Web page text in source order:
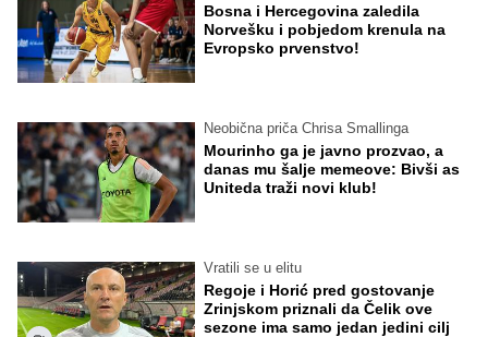
Bosna i Hercegovina zaledila
Norvešku i pobjedom krenula na
Evropsko prvenstvo!
Neobična priča Chrisa Smallinga
Mourinho ga je javno prozvao, a
danas mu šalje memeove: Bivši as
Uniteda traži novi klub!
Vratili se u elitu
Regoje i Horić pred gostovanje
Zrinjskom priznali da Čelik ove
sezone ima samo jedan jedini cilj